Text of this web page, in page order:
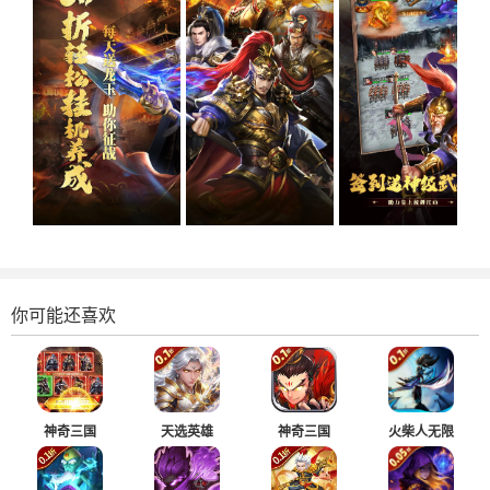
你可能还喜欢
神奇三国 天选英雄 神奇三国 火柴人无限